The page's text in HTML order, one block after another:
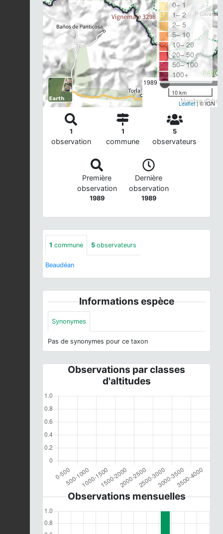
1989
Nombre
0– 1
1– 2
2– 5
5– 10
10– 20
20– 50
50– 100
100+
10 km
Leaflet| © IGN
1
observation
1
commune
5
observateurs
Première
observation
1989
Dernière
observation
1989
1 commune 5 observateurs
Beaudéan
Informations espèce
Synonymes
Pas de synonymes pour ce taxon
Observations par classes
d'altitudes
Observations mensuelles